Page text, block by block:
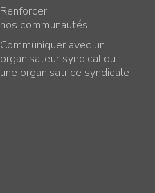
Renforcer
nos communautés
Communiquer avec un
organisateur syndical ou
une organisatrice syndicale